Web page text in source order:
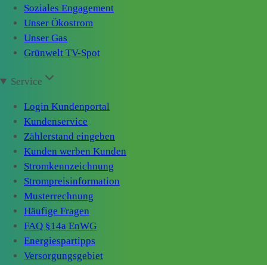
Soziales Engagement
Unser Ökostrom
Unser Gas
Grünwelt TV-Spot
Service
Login Kundenportal
Kundenservice
Zählerstand eingeben
Kunden werben Kunden
Stromkennzeichnung
Strompreisinformation
Musterrechnung
Häufige Fragen
FAQ §14a EnWG
Energiespartipps
Versorgungsgebiet